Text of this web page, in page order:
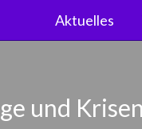
Aktuelles
und